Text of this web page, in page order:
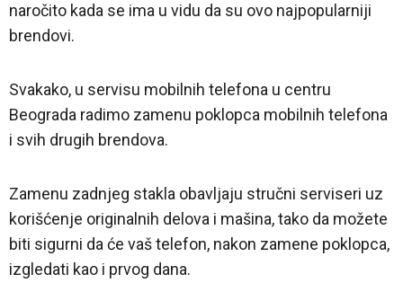
naročito kada se ima u vidu da su ovo najpopularniji
brendovi.
Svakako, u servisu mobilnih telefona u centru
Beograda radimo zamenu poklopca mobilnih telefona
i svih drugih brendova.
Zamenu zadnjeg stakla obavljaju stručni serviseri uz
korišćenje originalnih delova i mašina, tako da možete
biti sigurni da će vaš telefon, nakon zamene poklopca,
izgledati kao i prvog dana.